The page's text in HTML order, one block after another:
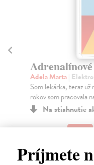
Príjmete
Adela Marta|
Som lekárka, teraz
rokov som pracovala
Na stiahnutie
5,00 €